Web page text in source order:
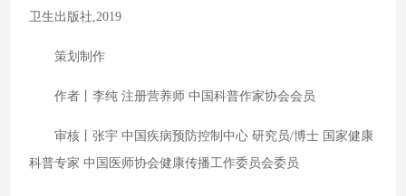
卫生出版社,2019
策划制作
作者丨李纯 注册营养师 中国科普作家协会会员
审核丨张宇 中国疾病预防控制中心 研究员/博士 国家健康
科普专家 中国医师协会健康传播工作委员会委员